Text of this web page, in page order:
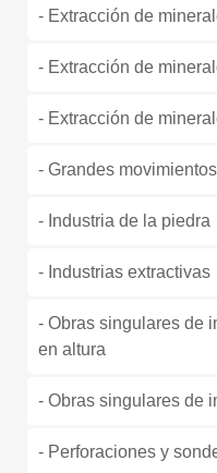
- Extracción de
- Extracción de
- Extracción de
- Grandes
- Industria de la piedra
- Industrias extractivas
- Obras singulares de
en altura
- Obras singulares de
- Perforaciones y